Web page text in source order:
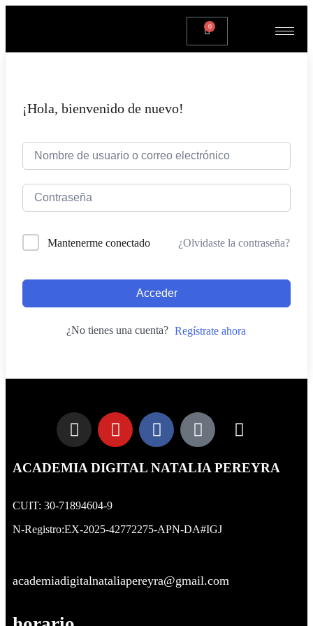
0
¡Hola, bienvenido de nuevo!
Mantenerme conectado ¿Olvidaste la contraseña?
Acceder
¿No tienes una cuenta? Regístrate ahora
ACADEMIA DIGITAL NATALIA PEREYRA
CUIT: 30-71894604-9
N-Registro:EX-2025-42772275-APN-DA#IGJ
academiadigitalnataliapereyra@gmail.com